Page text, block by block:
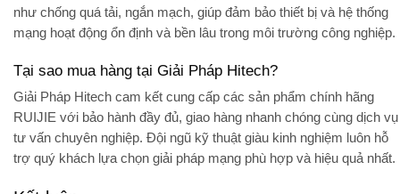
như chống quá tải, ngắn mạch, giúp đảm bảo thiết bị và hệ thống
mạng hoạt động ổn định và bền lâu trong môi trường công nghiệp.
Tại sao mua hàng tại Giải Pháp Hitech?
Giải Pháp Hitech cam kết cung cấp các sản phẩm chính hãng
RUIJIE với bảo hành đầy đủ, giao hàng nhanh chóng cùng dịch vụ
tư vấn chuyên nghiệp. Đội ngũ kỹ thuật giàu kinh nghiệm luôn hỗ
trợ quý khách lựa chọn giải pháp mạng phù hợp và hiệu quả nhất.